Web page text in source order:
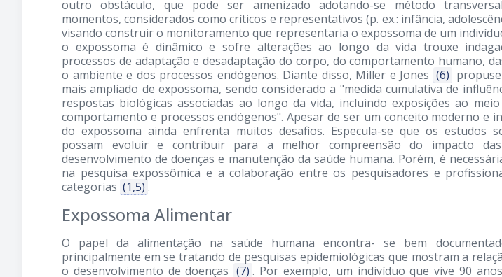
outro obstáculo, que pode ser amenizado adotando-se método
momentos, considerados como críticos e representativos (p. ex.: infância,
visando construir o monitoramento que representaria o expossoma de um
o expossoma é dinâmico e sofre alterações ao longo da vida trouxe
processos de adaptação e desadaptação do corpo, do comportamento humano,
o ambiente e dos processos endógenos. Diante disso, Miller e Jones (6)
mais ampliado de expossoma, sendo considerado a "medida cumulativa de
respostas biológicas associadas ao longo da vida, incluindo exposições ao
comportamento e processos endógenos". Apesar de ser um conceito moderno e
do expossoma ainda enfrenta muitos desafios. Especula-se que os estudos
possam evoluir e contribuir para a melhor compreensão do impacto
desenvolvimento de doenças e manutenção da saúde humana. Porém, é
na pesquisa expossômica e a colaboração entre os pesquisadores e
categorias (1,5) .
Expossoma Alimentar
O papel da alimentação na saúde humana encontra- se bem
principalmente em se tratando de pesquisas epidemiológicas que mostram a
o desenvolvimento de doenças (7) . Por exemplo, um indivíduo que vive 90